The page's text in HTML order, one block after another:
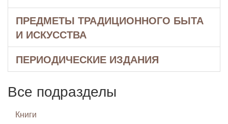
ПРЕДМЕТЫ ТРАДИЦИОННОГО БЫТА
И ИСКУССТВА
ПЕРИОДИЧЕСКИЕ ИЗДАНИЯ
Все подразделы
Книги